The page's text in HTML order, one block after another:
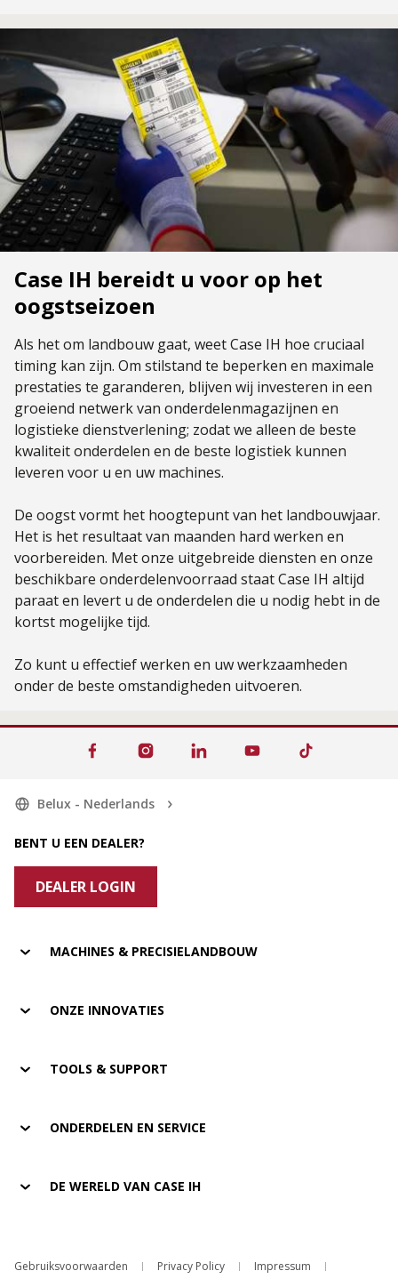
Case IH bereidt u voor op het
oogstseizoen
Als het om landbouw gaat, weet Case IH hoe cruciaal
timing kan zijn. Om stilstand te beperken en maximale
prestaties te garanderen, blijven wij investeren in een
groeiend netwerk van onderdelenmagazijnen en
logistieke dienstverlening; zodat we alleen de beste
kwaliteit onderdelen en de beste logistiek kunnen
leveren voor u en uw machines.
De oogst vormt het hoogtepunt van het landbouwjaar.
Het is het resultaat van maanden hard werken en
voorbereiden. Met onze uitgebreide diensten en onze
beschikbare onderdelenvoorraad staat Case IH altijd
paraat en levert u de onderdelen die u nodig hebt in de
kortst mogelijke tijd.
Zo kunt u effectief werken en uw werkzaamheden
onder de beste omstandigheden uitvoeren.
Belux - Nederlands
BENT U EEN DEALER?
DEALER LOGIN
MACHINES & PRECISIELANDBOUW
ONZE INNOVATIES
TOOLS & SUPPORT
ONDERDELEN EN SERVICE
DE WERELD VAN CASE IH
Gebruiksvoorwaarden Privacy Policy Impressum